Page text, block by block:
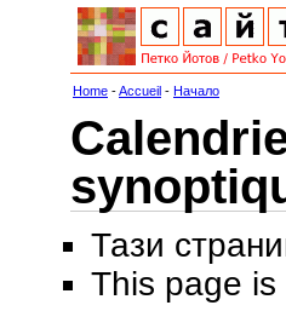
Home -Accueil - Начало
Тази
This page